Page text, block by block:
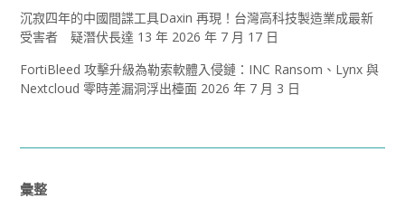
沉寂四年的中國間諜工具Daxin 再現！台灣高科技製造業成最新
受害者 疑潛伏長達 13 年 2026 年 7 月 17 日
FortiBleed 攻擊升級為勒索軟體入侵鏈：INC Ransom、Lynx 與
Nextcloud 零時差漏洞浮出檯面 2026 年 7 月 3 日
彙整